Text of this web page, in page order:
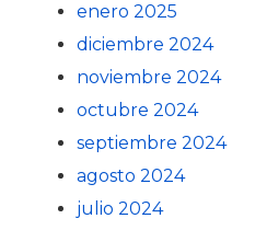
enero 2025
diciembre 2024
noviembre 2024
octubre 2024
septiembre 2024
agosto 2024
julio 2024